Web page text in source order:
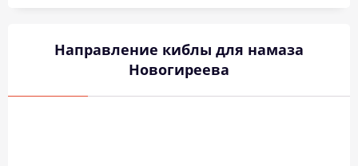
Направление киблы для намаза
Новогиреева